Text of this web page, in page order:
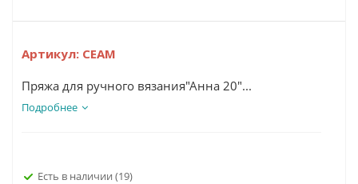
Артикул: СЕАМ
Пряжа для ручного вязания"Анна 20"...
Подробнее
Есть в наличии (19)